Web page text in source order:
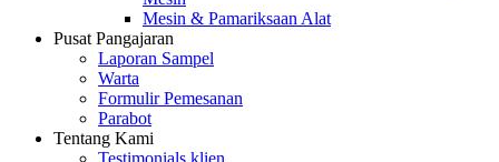
Mesin & Pamariksaan Alat
Pusat Pangajaran
Laporan Sampel
Warta
Formulir Pemesanan
Parabot
Tentang Kami
Testimonials klien